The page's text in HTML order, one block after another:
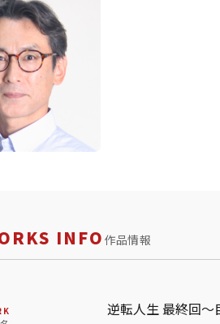
INFO作品情報
逆転人生 最終回